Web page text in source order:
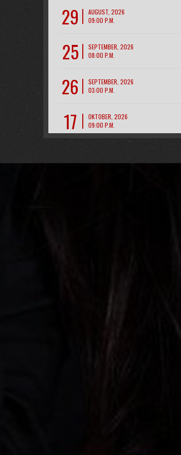
29
AUGUST, 2026
09:00 P.M.
25
SEPTEMBER, 2026
08:00 P.M.
26
SEPTEMBER, 2026
03:00 P.M.
17
OKTOBER, 2026
09:00 P.M.
28
12
31
06:00 P.M.
08
JANUAR, 2027
09:00 P.M.
FEBRUAR, 2027
09:00 P.M.
FEBRUAR, 2027
09:00 P.M.
FEBRUAR, 2027
03:00 P.M.
JUNI, 2027